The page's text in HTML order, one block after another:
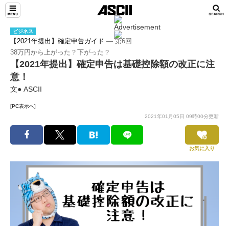
ビジネス
【2021年提出】確定申告ガイド ― 第6回
38万円から上がった？下がった？
【2021年提出】確定申告は基礎控除額の改正に注
意！
文● ASCII
[PC表示へ]
2021年01月05日 09時00分更新
お気に入り